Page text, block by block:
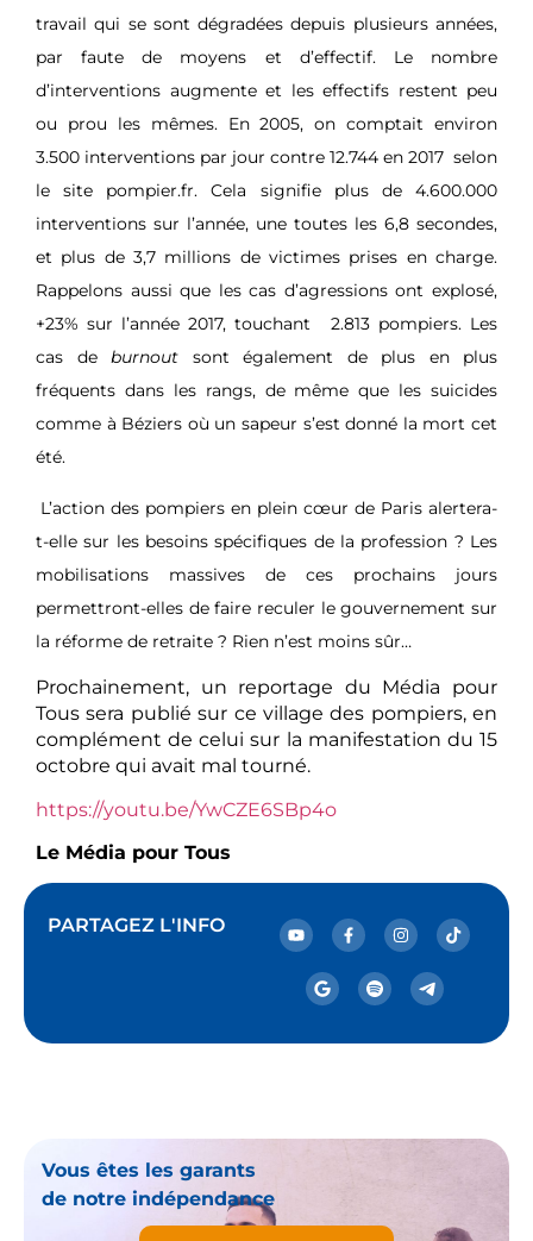
travail qui se sont dégradées depuis plusieurs années,
par faute de moyens et d’effectif. Le nombre
d’interventions augmente et les effectifs restent peu
ou prou les mêmes. En 2005, on comptait environ
3.500 interventions par jour contre 12.744 en 2017 selon
le site pompier.fr. Cela signifie plus de 4.600.000
interventions sur l’année, une toutes les 6,8 secondes,
et plus de 3,7 millions de victimes prises en charge.
Rappelons aussi que les cas d’agressions ont explosé,
+23% sur l’année 2017, touchant
2.813 pompiers. Les
cas de burnout sont également de plus en plus
fréquents dans les rangs, de même que les suicides
comme à Béziers où un sapeur s’est donné la mort cet
été.
L’action des pompiers en plein cœur de Paris alertera-
t-elle sur les besoins spécifiques de la profession ? Les
mobilisations massives de ces prochains jours
permettront-elles de faire reculer le gouvernement sur
la réforme de retraite ? Rien n’est moins sûr…
Prochainement, un reportage du Média pour
Tous sera publié sur ce village des pompiers, en
complément de celui sur la manifestation du 15
octobre qui avait mal tourné.
https://youtu.be/YwCZE6SBp4o
Le Média pour Tous
PARTAGEZ L'INFO
Vous êtes les garants
de notre indépendance